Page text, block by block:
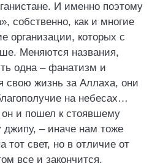
И именно поэтому
собственно, как и многие
организации, которых с
Меняются названия,
одна – фанатизм и
свою жизнь за Аллаха, они
на небесах…
и пошел к стоявшему
джипу, – иначе нам тоже
тот свет, но в отличие от
все и закончится.